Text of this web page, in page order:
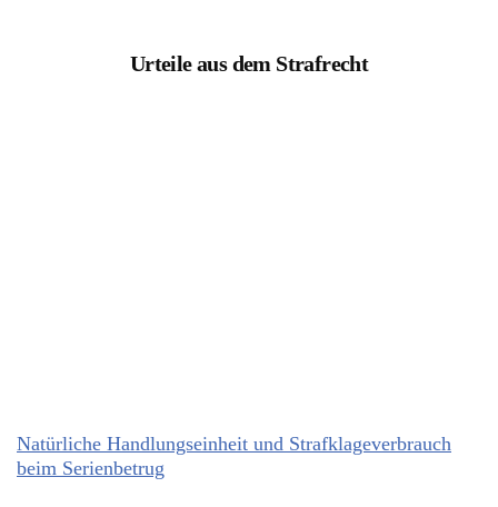
Urteile aus dem Strafrecht
Natürliche Handlungseinheit und Strafklageverbrauch
beim Serienbetrug